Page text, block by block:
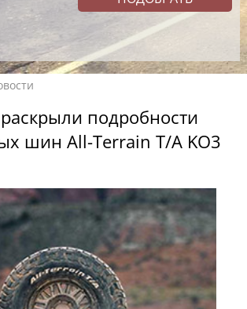
подробности
шин All-Terrain T/A KO3